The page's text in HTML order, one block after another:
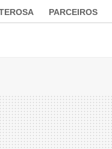
PARCEIROS